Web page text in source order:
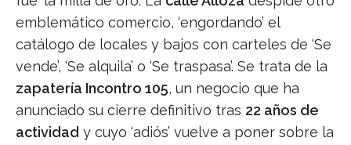
emblemático comercio, ‘engordando’ el
catálogo de locales y bajos con carteles de ‘Se
vende’, ‘Se alquila’ o ‘Se traspasa’. Se trata de la
zapatería Incontro 105, un negocio que ha
anunciado su cierre definitivo tras 22 años de
actividad y cuyo ‘adiós’ vuelve a poner sobre la